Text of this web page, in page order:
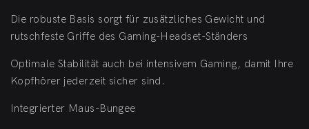
Die robuste Basis sorgt für zusätzliches Gewicht und
rutschfeste Griffe des Gaming-Headset-Ständers
Optimale Stabilität auch bei intensivem Gaming, damit Ihre
Kopfhörer jederzeit sicher sind.
Integrierter Maus-Bungee